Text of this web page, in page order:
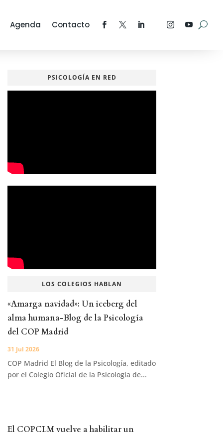
Agenda Contacto
PSICOLOGÍA EN RED
LOS COLEGIOS HABLAN
«Amarga navidad»: Un iceberg del
alma humana-Blog de la Psicología
del COP Madrid
31 Jul 2026
COP Madrid El Blog de la Psicología, editado
por el Colegio Oficial de la Psicología de...
El COPCLM vuelve a habilitar un